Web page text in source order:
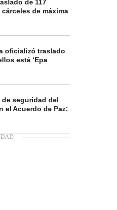
de 117
de máxima
oficializó traslado
está ‘Epa
de seguridad del
el Acuerdo de Paz: